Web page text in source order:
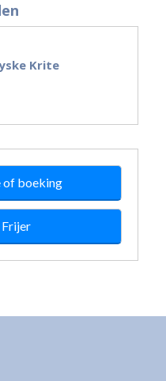
Krite
of boeking
Frijer